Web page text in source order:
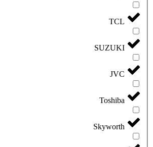
TCL
SUZUKI
JVC
Toshiba
Skyworth